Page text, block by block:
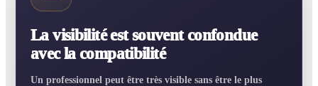
La visibilité est souvent confondue
avec la compatibilité
Un professionnel peut être très visible sans être le plus